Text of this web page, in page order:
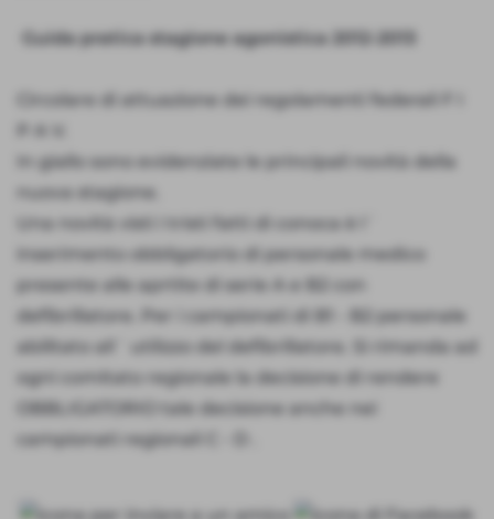
Guida pratica stagione agonistica 2012-2013
Circolare di attuazione dei regolamenti federali F I
In giallo sono evidenziate le principali novità della
nuova stagione.
Una novità visti i tristi fatti di conoca è l´
inserimento obbligatorio di personale medico
presente alle aprtite di serie A e B2 con
defibrillatore. Per i campionati di B1 - B2 personale
abilitato all´ utilizzo del defibrillatore. Si rimanda ad
ogni comitato regionale la decisione di rendere
OBBLIGATORIO tale decisione anche nei
campionati regionali C - D .